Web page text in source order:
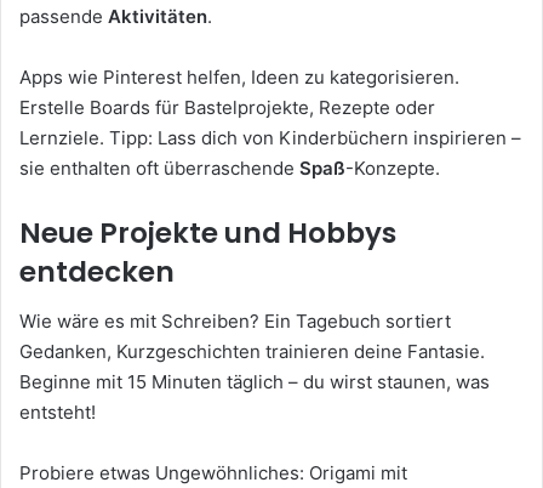
passende Aktivitäten.
Apps wie Pinterest helfen, Ideen zu kategorisieren.
Erstelle Boards für Bastelprojekte, Rezepte oder
Lernziele. Tipp: Lass dich von Kinderbüchern inspirieren –
sie enthalten oft überraschende Spaß-Konzepte.
Neue Projekte und Hobbys
entdecken
Wie wäre es mit Schreiben? Ein Tagebuch sortiert
Gedanken, Kurzgeschichten trainieren deine Fantasie.
Beginne mit 15 Minuten täglich – du wirst staunen, was
entsteht!
Probiere etwas Ungewöhnliches: Origami mit